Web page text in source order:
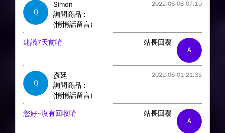
Q
Simon 2022-06-06 07:10
詢問商品 :
(悄悄話留言)
A
站長回覆
建議7天前唷
Q
彥廷 2022-06-01 21:35
詢問商品 :
(悄悄話留言)
A
站長回覆
您好~沒有回收唷